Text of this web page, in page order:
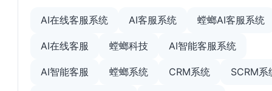
AI在线客服系统 AI客服系统 螳螂AI客服系统
AI在线客服 螳螂科技 AI智能客服系统
AI智能客服 螳螂系统 CRM系统 SCRM系